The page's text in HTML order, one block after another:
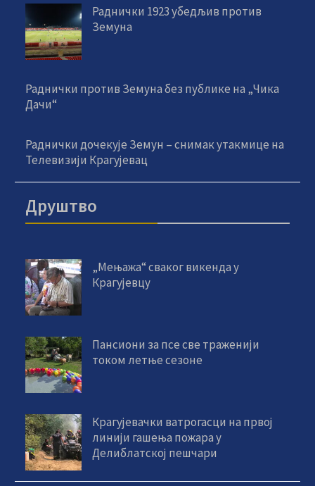
Раднички 1923 убедљив против
Земуна
Раднички против Земуна без публике на „Чика
Дачи“
Раднички дочекује Земун – снимак утакмице на
Телевизији Крагујевац
Друштво
„Мењажа“ сваког викенда у
Крагујевцу
Пансиони за псе све траженији
током летње сезоне
Крагујевачки ватрогасци на првој
линији гашења пожара у
Делиблатској пешчари